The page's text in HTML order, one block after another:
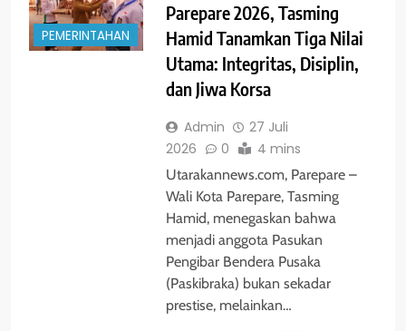
PEMERINTAHAN
Parepare 2026, Tasming
Hamid Tanamkan Tiga Nilai
Utama: Integritas, Disiplin,
dan Jiwa Korsa
Admin
27 Juli
2026
0 4 mins
Utarakannews.com, Parepare –
Wali Kota Parepare, Tasming
Hamid, menegaskan bahwa
menjadi anggota Pasukan
Pengibar Bendera Pusaka
(Paskibraka) bukan sekadar
prestise, melainkan…